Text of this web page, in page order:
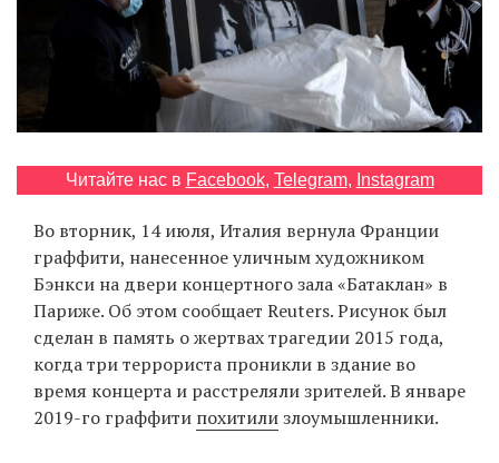
EN
UA
Читайте нас в Facebook, Telegram, Instagram
Во вторник, 14 июля, Италия вернула Франции
граффити, нанесенное уличным художником
Бэнкси на двери концертного зала «Батаклан» в
Париже. Об этом сообщает Reuters. Рисунок был
сделан в память о жертвах трагедии 2015 года,
когда три террориста проникли в здание во
время концерта и расстреляли зрителей. В январе
2019-го граффити похитилизлоумышленники.